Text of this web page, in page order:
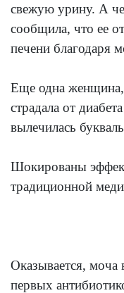
свежую урину. А
сообщила, что ее
печени благодаря
Еще одна женщина,
страдала от
вылечилась
Шокированы
традиционной
Оказывается, моча
первых